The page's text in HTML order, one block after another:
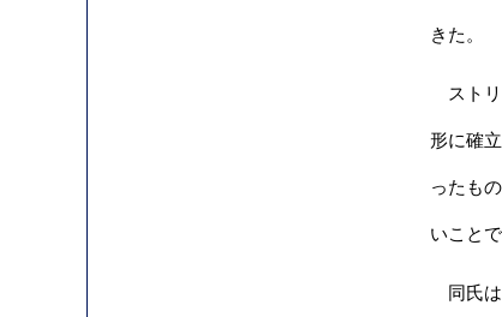
きた。
スト
形に確
ったも
いこと
同氏は